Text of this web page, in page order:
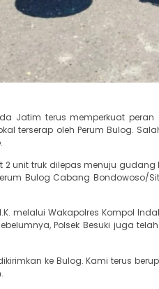
Jatim terus memperkuat
terserap oleh Perum Bulog.
unit truk dilepas menuju
Bulog Cabang
melalui Wakapolres Kompol
Polsek Besuki juga
ke Bulog. Kami terus